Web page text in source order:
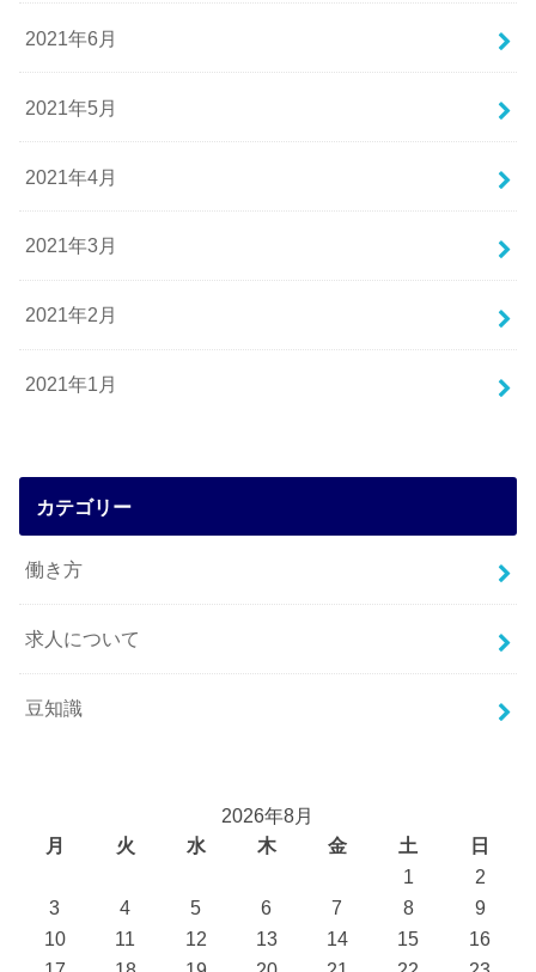
2021年6月
2021年5月
2021年4月
2021年3月
2021年2月
2021年1月
カテゴリー
働き方
求人について
豆知識
2026年8月
月
火 水 木 金 土
日
1
2
3
4 5 6 7 8
9
10
11 12 13 14 15
16